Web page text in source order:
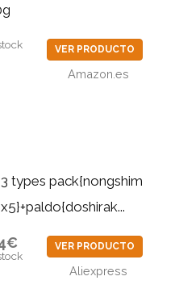
VER PRODUCTO
Amazon.es
types pack{nongshim
VER PRODUCTO
Aliexpress